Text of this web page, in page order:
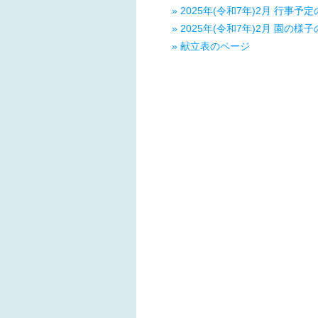
» 2025年(令和7年)2月 行事予定
» 2025年(令和7年)2月 園の様子
» 献立表のページ